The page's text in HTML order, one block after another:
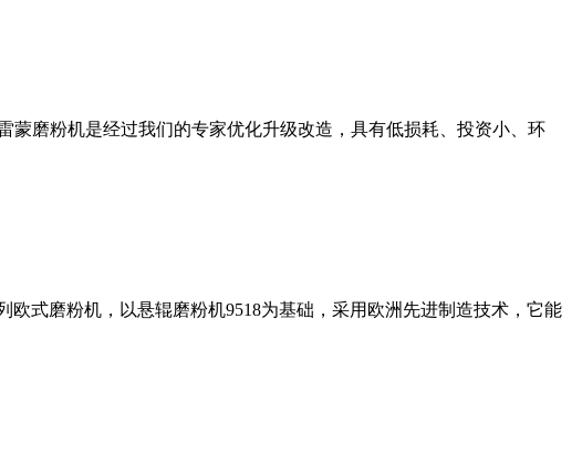
磨粉机是经过我们的专家优化升级改造，具有低损耗、投资小、环
式磨粉机，以悬辊磨粉机9518为基础，采用欧洲先进制造技术，它能